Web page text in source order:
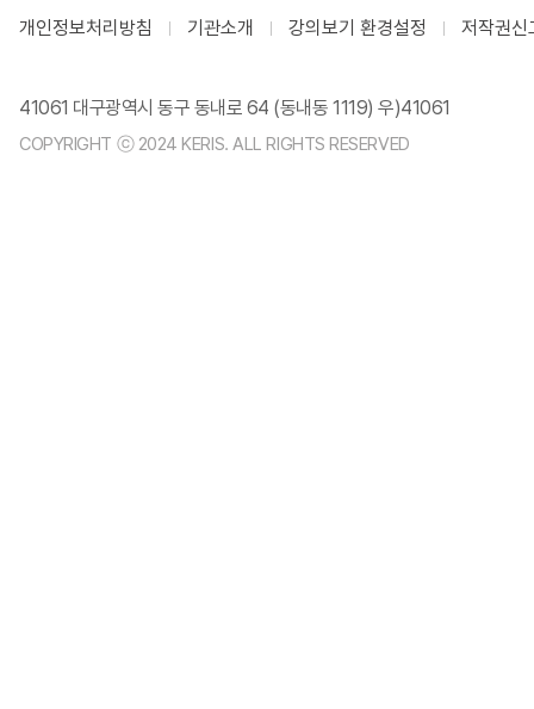
개인정보처리방침 기관소개 강의보기 환경설정 저작권신
41061 대구광역시 동구 동내로 64 (동내동 1119) 우)41061
COPYRIGHT ⓒ 2024 KERIS. ALL RIGHTS RESERVED